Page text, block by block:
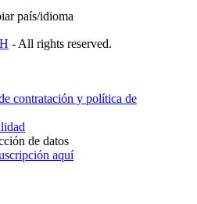
país/idioma
- All rights reserved.
contratación y política de
de datos
aquí